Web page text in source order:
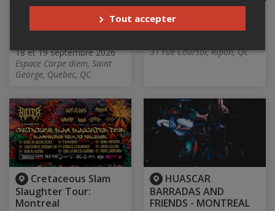
Festival brassicole
18 et 19 septembre 2026
Espace Carpe diem, Saint
George, Quebec, QC
2026 - Vendredi
31 rue Coursol, Ripon, QC
Cretaceous Slam
Slaughter Tour:
Montreal
HUASCAR
BARRADAS AND
FRIENDS - MONTREAL
Tout accepter